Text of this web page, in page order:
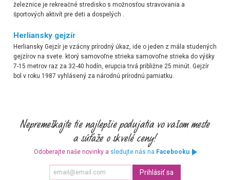
železnice je rekreačné stredisko s možnosťou stravovania a
športových aktivít pre deti a dospelých .
Herliansky gejzír
Herliansky Gejzír je vzácny prírodný úkaz, ide o jeden z mála studených
gejzírov na svete. ktorý samovoľne strieka samovoľne strieka do výšky
7-15 metrov raz za 32-40 hodín, erupcia trvá približne 25 minút. Gejzír
bol v roku 1987 vyhlásený za národnú prírodnú pamiatku.
Odoberajte naše novinky a sledujte nás na Facebooku